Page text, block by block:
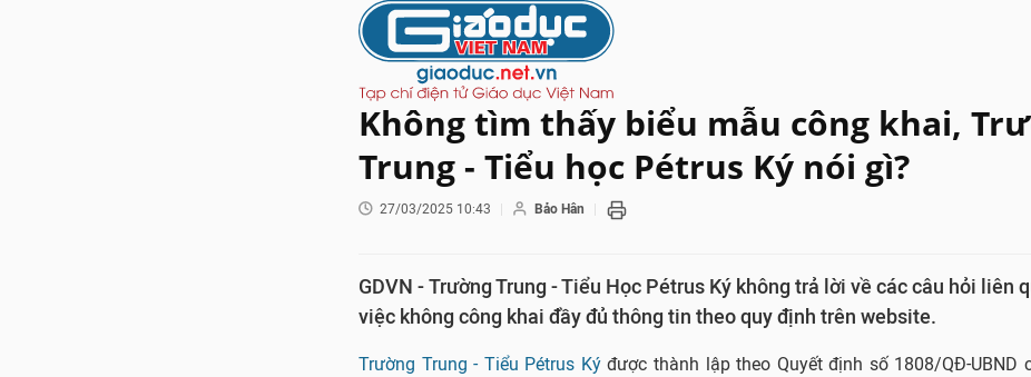
Không tìm thấy biểu mẫu công khai,
Trung - Tiểu học Pétrus Ký nói gì?
27/03/2025 10:43 Bảo Hân
GDVN - Trường Trung - Tiểu Học Pétrus Ký không trả lời về các câu hỏi liên
việc không công khai đầy đủ thông tin theo quy định trên website.
Trường Trung - Tiểu Pétrus Kýđược thành lập theo Quyết định số 1808/QĐ-UBND